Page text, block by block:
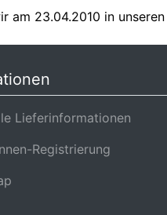
am 23.04.2010 in
Lieferinformationen
Registrierung